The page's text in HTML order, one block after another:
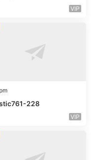
VIP
228
VIP